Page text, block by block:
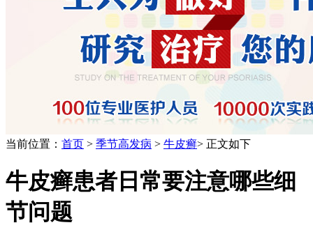
当前位置： 首页 > 季节高发病 > 牛皮癣> 正文如下
牛皮癣患者日常要注意哪些细
节问题